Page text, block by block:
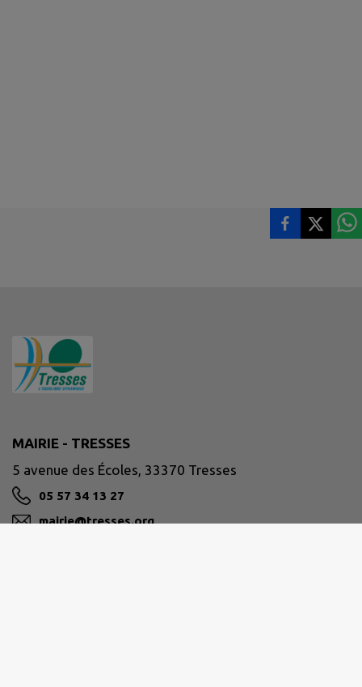
MAIRIE - TRESSES
5 avenue des Écoles, 33370 Tresses
05 57 34 13 27
mairie@tresses.org